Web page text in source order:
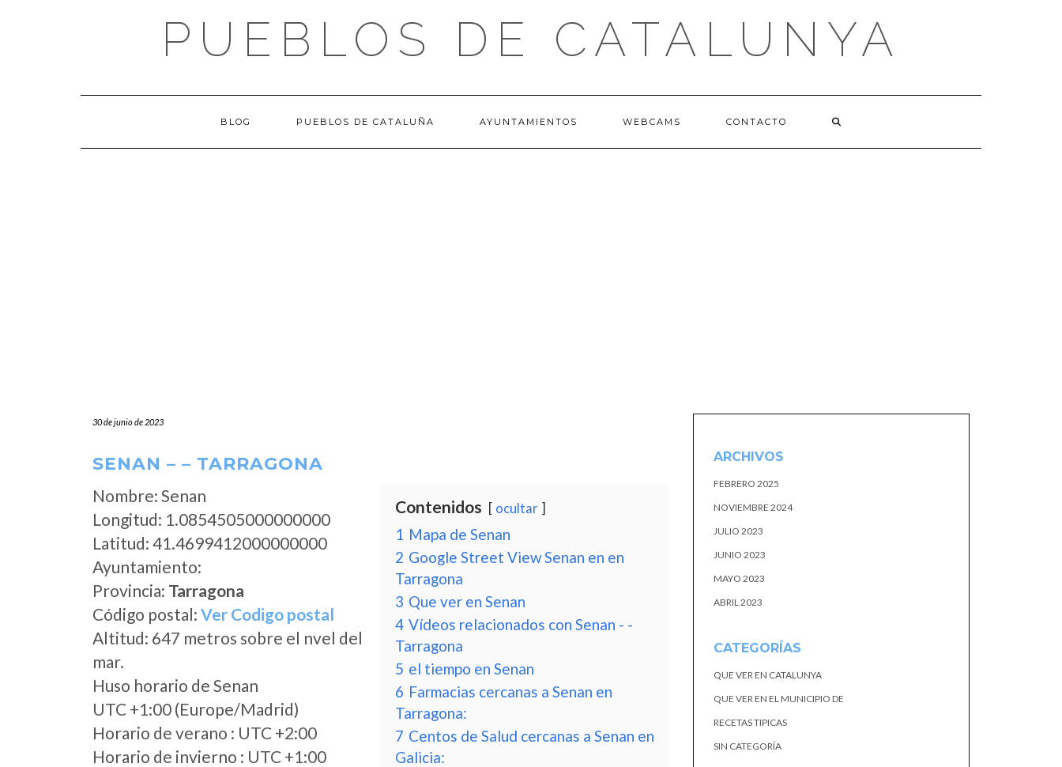
PUEBLOS DE CATALUNYA
BLOG PUEBLOS DE CATALUÑA AYUNTAMIENTOS WEBCAMS CONTACTO
30 de junio de 2023
SENAN – – TARRAGONA
Nombre: Senan
Longitud: 1.0854505000000000
Latitud: 41.4699412000000000
Ayuntamiento:
Provincia: Tarragona
Código postal: Ver Codigo postal
Altitud: 647 metros sobre el nvel del
mar.
Huso horario de Senan
UTC +1:00 (Europe/Madrid)
Horario de verano : UTC +2:00
Horario de invierno : UTC +1:00
Contenidos ocultar
1 Mapa de Senan
2 Google Street View Senan en en
Tarragona
3 Que ver en Senan
4 Vídeos relacionados con Senan - -
Tarragona
5 el tiempo en Senan
6 Farmacias cercanas a Senan en
Tarragona:
7 Centos de Salud cercanas a Senan en
Galicia:
ARCHIVOS
FEBRERO 2025
NOVIEMBRE 2024
JULIO 2023
JUNIO 2023
MAYO 2023
ABRIL 2023
CATEGORÍAS
QUE VER EN CATALUNYA
QUE VER EN EL MUNICIPIO DE
RECETAS TIPICAS
SIN CATEGORÍA